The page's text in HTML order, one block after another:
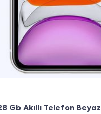
Gb Akıllı Telefon Beyaz